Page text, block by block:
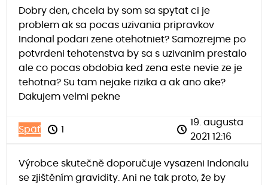
Dobry den, chcela by som sa spytat ci je
problem ak sa pocas uzivania pripravkov
Indonal podari zene otehotniet? Samozrejme po
potvrdeni tehotenstva by sa s uzivanim prestalo
ale co pocas obdobia ked zena este nevie ze je
tehotna? Su tam nejake rizika a ak ano ake?
Dakujem velmi pekne
Späť 1
19. augusta
2021 12:16
Výrobce skutečně doporučuje vysazeni Indonalu
se zjištěním gravidity. Ani ne tak proto, že by